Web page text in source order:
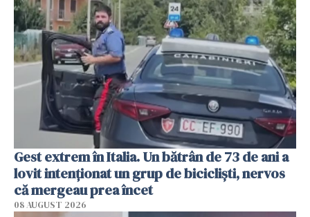
Gest extrem în Italia. Un bătrân de 73 de ani a
lovit intenționat un grup de bicicliști, nervos
că mergeau prea încet
08 AUGUST 2026